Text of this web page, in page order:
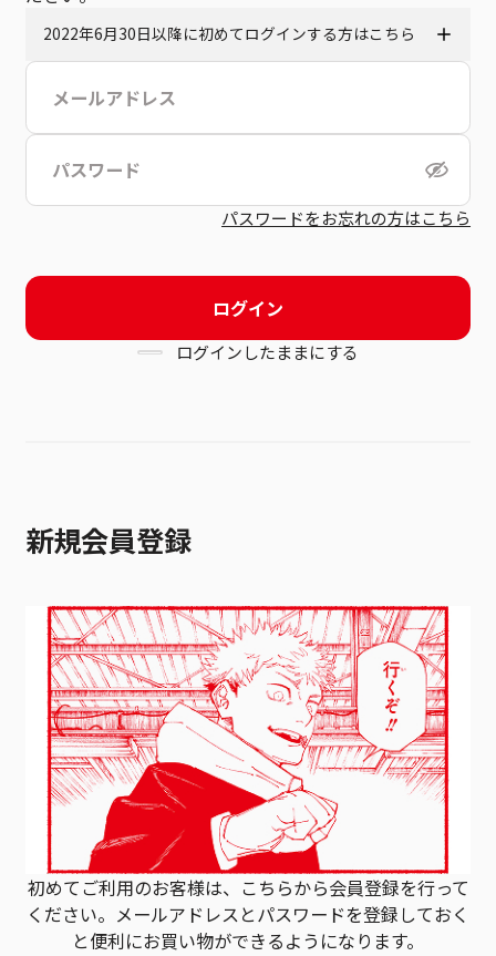
2022年6月30日以降に初めてログインする方はこちら
こちら
パスワードをお忘れの方はこちら
ログイン
ログインしたままにする
新規会員登録
初めてご利用のお客様は、こちらから会員登録を行って
ください。 メールアドレスとパスワードを登録しておく
と便利にお買い物ができるようになります。